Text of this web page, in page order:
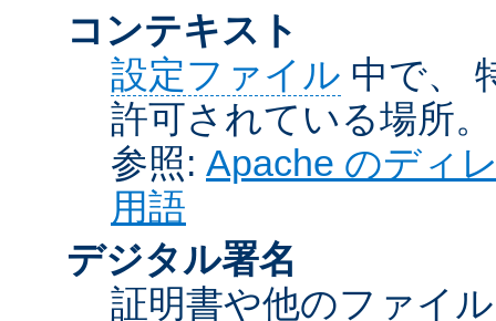
コンテキスト
設定ファイル 中で、
許可されている場所。
参照: Apache のディ
用語
デジタル署名
証明書や他のファイ